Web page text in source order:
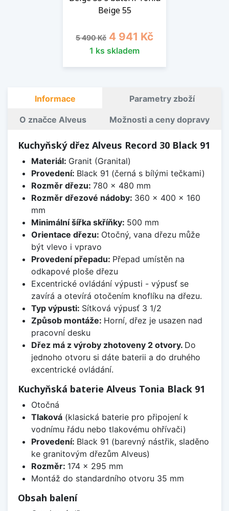
Beige 55
Běžná cena
5 490 Kč Cena
4 941 Kč
1 ks skladem
Informace Parametry zboží
O značce Alveus Možnosti a ceny dopravy
Kuchyňský dřez Alveus Record 30 Black 91
Materiál: Granit (Granital)
Provedení: Black 91 (černá s bílými tečkami)
Rozměr dřezu: 780 x 480 mm
Rozměr dřezové nádoby: 360 x 400 x 160
mm
Minimální šířka skříňky: 500 mm
Orientace dřezu: Otočný, vana dřezu může
být vlevo i vpravo
Provedení přepadu: Přepad umístěn na
odkapové ploše dřezu
Excentrické ovládání výpusti - výpusť se
zavírá a otevírá otočením knoflíku na dřezu.
Typ výpusti: Sítková výpusť 3 1/2
Způsob montáže: Horní, dřez je usazen nad
pracovní desku
Dřez má z výroby zhotoveny 2 otvory. Do
jednoho otvoru si dáte baterii a do druhého
excentrické ovládání.
Kuchyňská baterie Alveus Tonia Black 91
Otočná
Tlaková(klasická baterie pro připojení k
vodnímu řádu nebo tlakovému ohřívači)
Provedení: Black 91 (barevný nástřik, sladěno
ke granitovým dřezům Alveus)
Rozměr: 174 x 295 mm
Montáž do standardního otvoru 35 mm
Obsah balení